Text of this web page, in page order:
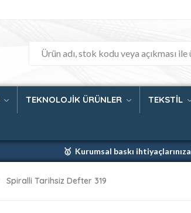
TEKNOLOJİK ÜRÜNLER TEKSTİL
🥇 Kurumsal baskı
Spiralli Tarihsiz Defter 319